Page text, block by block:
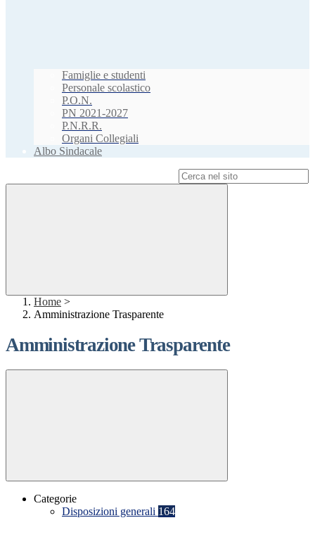
Famiglie e studenti
Personale scolastico
P.O.N.
PN 2021-2027
P.N.R.R.
Organi Collegiali
Albo Sindacale
Home >
Amministrazione Trasparente
Amministrazione Trasparente
Categorie
Disposizioni generali 164